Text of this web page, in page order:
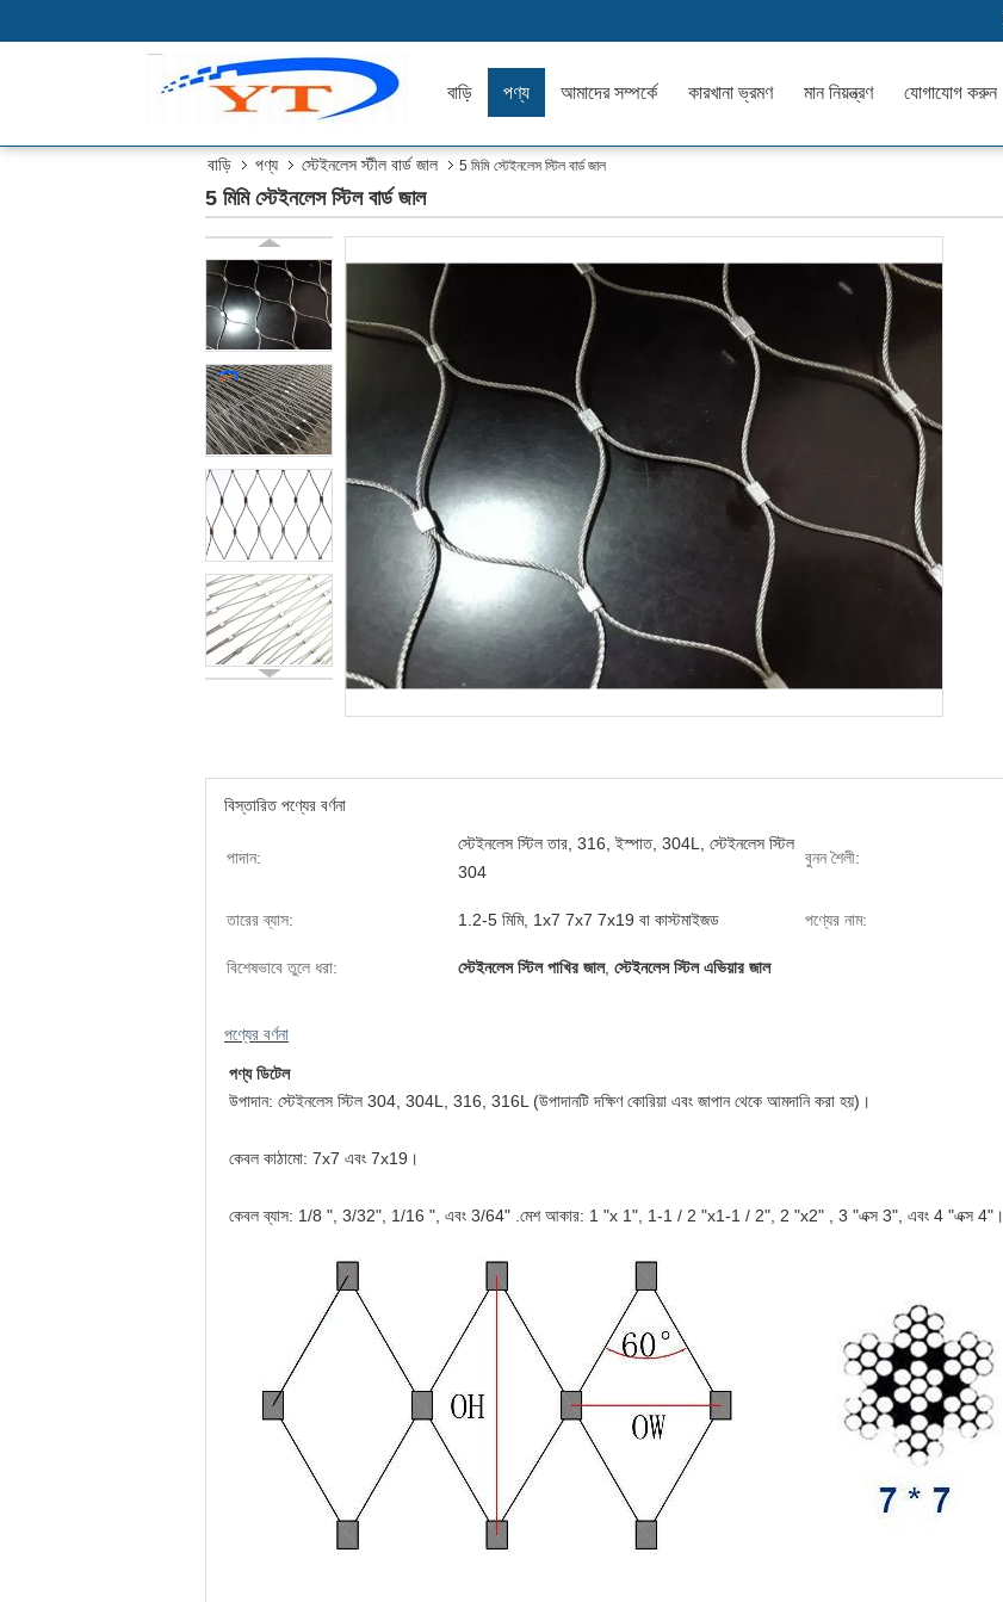
বাড়ি পণ্য আমাদের সম্পর্কে কারখানা ভ্রমণ মান নিয়ন্ত্রণ যোগাযোগ করুন
বাড়ি পণ্য স্টেইনলেস স্টীল বার্ড জাল 5 মিমি স্টেইনলেস স্টিল বার্ড জাল
5 মিমি স্টেইনলেস স্টিল বার্ড জাল
বিস্তারিত পণ্যের বর্ণনা
পাদান:
স্টেইনলেস স্টিল তার, 316, ইস্পাত, 304L, স্টেইনলেস স্টিল
304
বুনন শৈলী:
তারের ব্যাস: 1.2-5 মিমি, 1x7 7x7 7x19 বা কাস্টমাইজড পণ্যের নাম:
বিশেষভাবে তুলে ধরা: স্টেইনলেস স্টিল পাখির জাল, স্টেইনলেস স্টিল এভিয়ার জাল
পণ্যের বর্ণনা
পণ্য ডিটেল
উপাদান: স্টেইনলেস স্টিল 304, 304L, 316, 316L (উপাদানটি দক্ষিণ কোরিয়া এবং জাপান থেকে আমদানি করা হয়)।
কেবল কাঠামো: 7x7 এবং 7x19।
কেবল ব্যাস: 1/8 ", 3/32", 1/16 ", এবং 3/64" .মেশ আকার: 1 "x 1", 1-1 / 2 "x1-1 / 2", 2 "x2" , 3 "এক্স 3", এবং 4 "এক্স 4"।